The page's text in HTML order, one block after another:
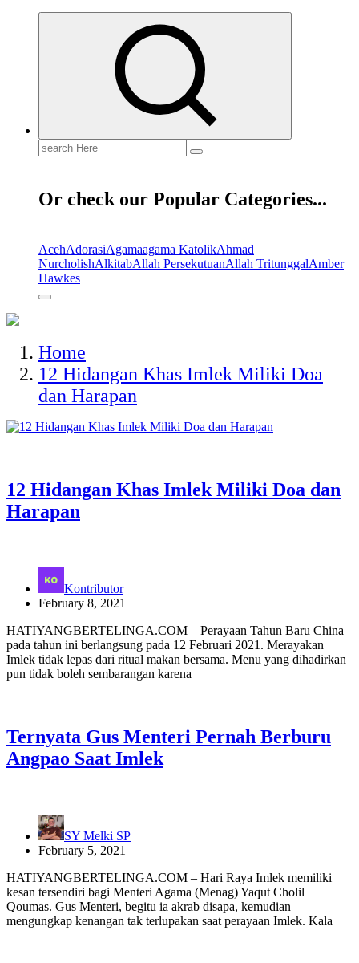
HATI YANG BERTELINGA
Mendengar dengan Cinta
Search
for:
Or check our Popular Categories...
AcehAdorasiAgamaagama KatolikAhmad
NurcholishAlkitabAllah PersekutuanAllah TritunggalAmber
Hawkes
Home
12 Hidangan Khas Imlek Miliki Doa
dan Harapan
12 Hidangan Khas Imlek Miliki Doa dan
Harapan
Kontributor
February 8, 2021
HATIYANGBERTELINGA.COM – Perayaan Tahun Baru China
pada tahun ini berlangsung pada 12 Februari 2021. Merayakan
Imlek tidak lepas dari ritual makan bersama. Menu yang dihadirkan
pun tidak boleh sembarangan karena
Ternyata Gus Menteri Pernah Berburu
Angpao Saat Imlek
SY Melki SP
February 5, 2021
HATIYANGBERTELINGA.COM – Hari Raya Imlek memiliki
kesan tersendiri bagi Menteri Agama (Menag) Yaqut Cholil
Qoumas. Gus Menteri, begitu ia akrab disapa, kemudian
mengungkap kenangan tak terlupakan saat perayaan Imlek. Kala